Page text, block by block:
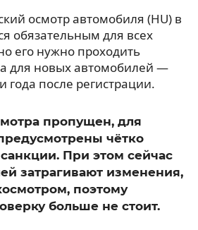
осмотр автомобиля (HU) в
обязательным для всех
его нужно проходить
для новых автомобилей —
года после регистрации.
пропущен, для
чётко
При этом сейчас
затрагивают изменения,
поэтому
больше не стоит.